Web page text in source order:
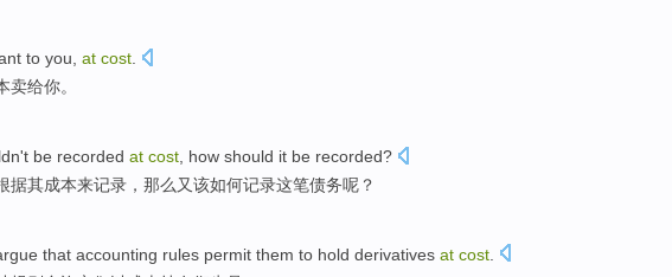
to you at cost
卖给你。
't be recorded at cost how should it be recorded?
据其成本来记录 ，那么又该如何记录这笔债务呢？
that accounting rules permit them to hold derivatives at cost